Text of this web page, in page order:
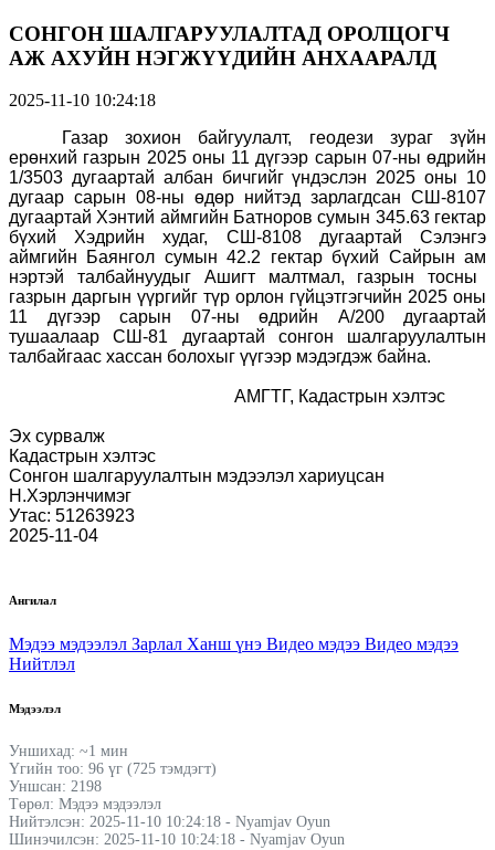
СОНГОН ШАЛГАРУУЛАЛТАД ОРОЛЦОГЧ
АЖ АХУЙН НЭГЖҮҮДИЙН АНХААРАЛД
2025-11-10 10:24:18
Газар зохион байгуулалт, геодези зураг зүйн
ерөнхий газрын 2025 оны 11 дүгээр сарын 07-ны өдрийн
1/3503 дугаартай албан бичгийгүндэслэн 2025 оны 10
дугаар сарын 08-ны өдөр нийтэд зарлагдсан СШ-8107
дугаартай Хэнтий аймгийн Батноров сумын 345.63 гектар
бүхий Хэдрийн худаг, СШ-8108 дугаартай Сэлэнгэ
аймгийн Баянгол сумын 42.2 гектар бүхий Сайрын ам
нэртэй талбайнуудыг Ашигт малтмал, газрын тосны
газрын даргын үүргийг түр орлон гүйцэтгэгчийн 2025 оны
11 дүгээр сарын 07-ны өдрийн А/200дугаартай
тушаалаарСШ-81 дугаартай сонгон шалгаруулалтын
талбайгаас хассан болохыг үүгээр мэдэгдэж байна.
АМГТГ, Кадастрын хэлтэс
Эх сурвалж
Кадастрын хэлтэс
Сонгон шалгаруулалтын мэдээлэл хариуцсан
Н.Хэрлэнчимэг
Утас: 51263923
2025-11-04
Ангилал
Мэдээ мэдээлэл Зарлал Ханш үнэ Видео мэдээ Видео мэдээ
Нийтлэл
Мэдээлэл
Уншихад: ~1 мин
Үгийн тоо: 96 үг (725 тэмдэгт)
Уншсан: 2198
Төрөл: Мэдээ мэдээлэл
Нийтэлсэн: 2025-11-10 10:24:18 - Nyamjav Oyun
Шинэчилсэн: 2025-11-10 10:24:18 - Nyamjav Oyun